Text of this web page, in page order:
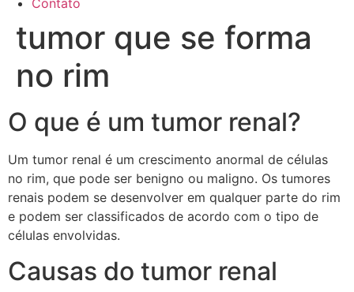
Contato
tumor que se forma
no rim
O que é um tumor renal?
Um tumor renal é um crescimento anormal de células
no rim, que pode ser benigno ou maligno. Os tumores
renais podem se desenvolver em qualquer parte do rim
e podem ser classificados de acordo com o tipo de
células envolvidas.
Causas do tumor renal